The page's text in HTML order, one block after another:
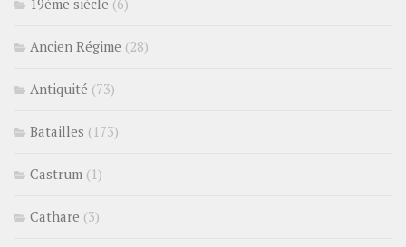
Ancien Régime (28)
Antiquité (73)
Batailles (173)
Castrum (1)
Cathare (3)